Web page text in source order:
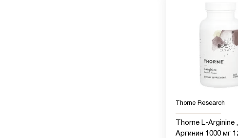
Thorne Research
Thorne L-Arginine ,
Аргинин 1000 мг 120